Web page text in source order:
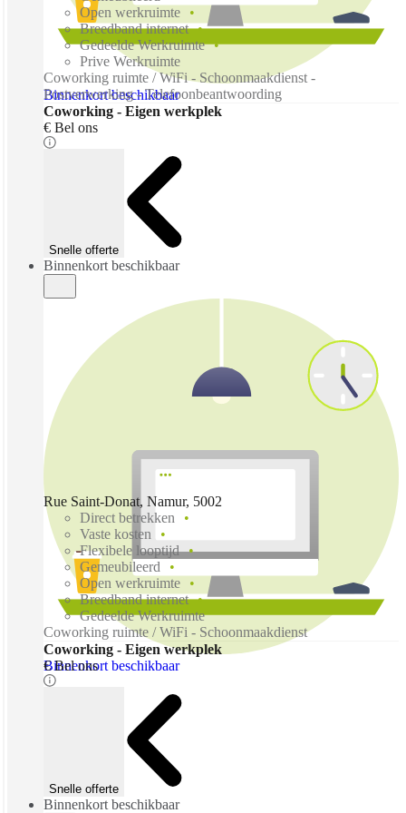
Binnenkort beschikbaar
Open werkruimte
Breedband internet
Gedeelde Werkruimte
Prive Werkruimte
Coworking ruimte / WiFi - Schoonmaakdienst -
Postverwerking - Telefoonbeantwoording
Coworking - Eigen werkplek
€ Bel ons
Snelle offerte
Binnenkort beschikbaar
Binnenkort beschikbaar
Rue Saint-Donat, Namur, 5002
Direct betrekken
Vaste kosten
Flexibele looptijd
Gemeubileerd
Open werkruimte
Breedband internet
Gedeelde Werkruimte
Coworking ruimte / WiFi - Schoonmaakdienst
Coworking - Eigen werkplek
€ Bel ons
Snelle offerte
Binnenkort beschikbaar